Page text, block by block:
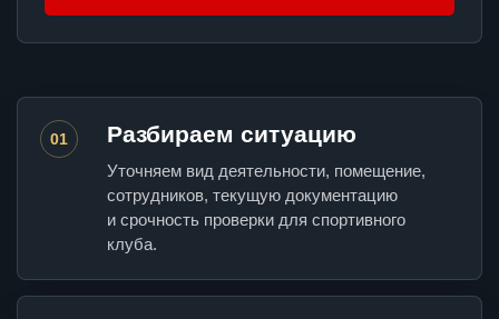
01 Разбираем ситуацию
Уточняем вид деятельности, помещение,
сотрудников, текущую документацию
и срочность проверки для спортивного
клуба.